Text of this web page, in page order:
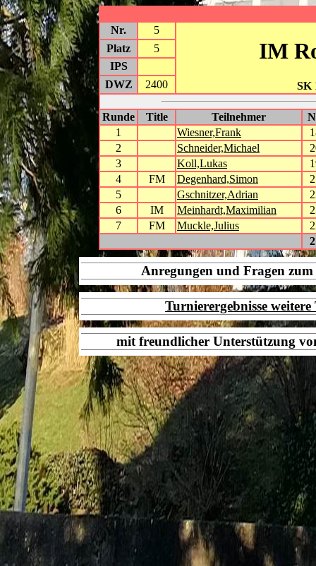
Nr. 5
IM
SK
Platz
5
IPS
DWZ
2400
Runde Title Teilnehmer
1
Wiesner,Frank
2
Schneider,Michael
3
Koll,Lukas
4
FM Degenhard,Simon
5
Gschnitzer,Adrian
6
IM Meinhardt,Maximilian
7
FM Muckle,Julius
Anregungen und Fragen
Turnierergebnisse
mit freundlicher Unterstützung